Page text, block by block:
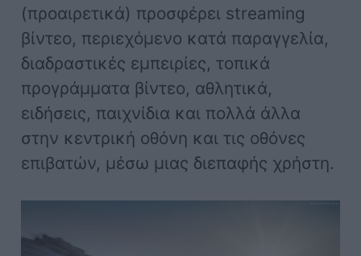
(προαιρετικά) προσφέρει streaming
βίντεο, περιεχόμενο κατά παραγγελία,
διαδραστικές εμπειρίες, τοπικά
προγράμματα βίντεο, αθλητικά,
ειδήσεις, παιχνίδια και πολλά άλλα
στην κεντρική οθόνη και τις οθόνες
επιβατών, μέσω μιας διεπαφής χρήστη.